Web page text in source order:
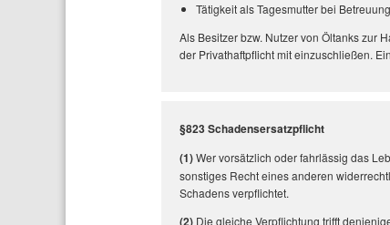
Tätigkeit als Tagesmutter bei
Als Besitzer bzw. Nutzer von Öltanks zur
der Privathaftpflicht mit einzuschließen.
§823 Schadensersatzpflicht
(1)Wer vorsätzlich oder fahrlässig das
sonstiges Recht eines anderen
Schadens verpflichtet.
(2) Die gleiche Verpflichtung trifft